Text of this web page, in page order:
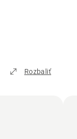
Rozbaliť